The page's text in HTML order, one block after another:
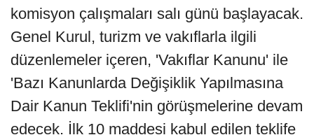
komisyon çalışmaları salı günü başlayacak.
Genel Kurul, turizm ve vakıflarla ilgili
düzenlemeler içeren, 'Vakıflar Kanunu' ile
'Bazı Kanunlarda Değişiklik Yapılmasına
Dair Kanun Teklifi'nin görüşmelerine devam
edecek. İlk 10 maddesi kabul edilen teklife